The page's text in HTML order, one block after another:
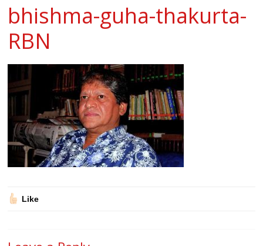
bhishma-guha-thakurta-
RBN
Like